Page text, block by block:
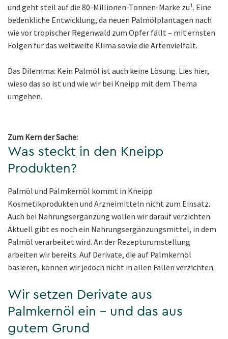
und geht steil auf die 80-Millionen-Tonnen-Marke zu¹. Eine
bedenkliche Entwicklung, da neuen Palmölplantagen nach
wie vor tropischer Regenwald zum Opfer fällt – mit ernsten
Folgen für das weltweite Klima sowie die Artenvielfalt.
Das Dilemma: Kein Palmöl ist auch keine Lösung. Lies hier,
wieso das so ist und wie wir bei Kneipp mit dem Thema
umgehen.
Zum Kern der Sache:
Was steckt in den Kneipp
Produkten?
Palmöl und Palmkernöl kommt in Kneipp
Kosmetikprodukten und Arzneimitteln nicht zum Einsatz.
Auch bei Nahrungsergänzung wollen wir darauf verzichten.
Aktuell gibt es noch ein Nahrungsergänzungsmittel, in dem
Palmöl verarbeitet wird. An der Rezepturumstellung
arbeiten wir bereits. Auf Derivate, die auf Palmkernöl
basieren, können wir jedoch nicht in allen Fällen verzichten.
Wir setzen Derivate aus
Palmkernöl ein – und das aus
gutem Grund